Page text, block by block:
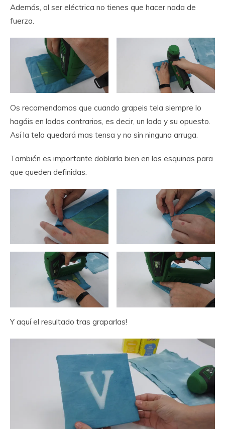
Además, al ser eléctrica no tienes que hacer nada de
fuerza.
Os recomendamos que cuando grapeis tela siempre lo
hagáis en lados contrarios, es decir, un lado y su opuesto.
Así la tela quedará mas tensa y no sin ninguna arruga.
También es importante doblarla bien en las esquinas para
que queden definidas.
Y aquí el resultado tras graparlas!